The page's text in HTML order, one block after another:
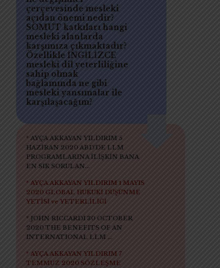
çerçevesinde mesleki
açıdan önemi nedir?
SOMUT katkıları hangi
mesleki alanlarda
karşımıza çıkmaktadır?
Özellikle İNGİLİZCE
mesleki dil yeterliliğine
sahip olmak
bağlamında ne gibi
mesleki yansımalar ile
karşılaşacağım?
* AYÇA AKKAYAN YILDIRIM 5
HAZİRAN 2020 ABD'DE LLM
PROGRAMLARINA İLİŞKİN BANA
EN SIK SORULAN...
* AYÇA AKKAYAN YILDIRIM 1 MAYIS
2020 GLOBAL HUKUKİ DÜŞÜNME
YETİSİ ve YETERLİLİĞİ
* JOHN RICCARDI 30 OCTOBER
2020 THE BENEFITS OF AN
INTERNATIONAL LLM ...
* AYÇA AKKAYAN YILDIRIM 7
TEMMUZ 2020 SÖZLEŞME